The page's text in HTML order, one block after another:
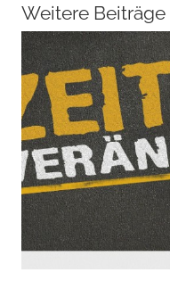
Weitere Beiträge